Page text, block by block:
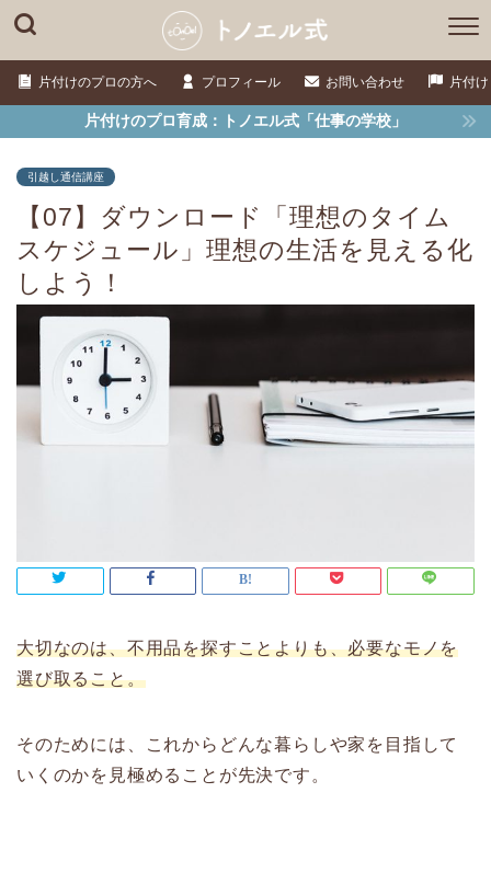
片付けのプロの方へ プロフィール お問い合わせ 片付
片付けのプロ育成：トノエル式「仕事の学校」
引越し通信講座
【07】ダウンロード「理想のタイム
スケジュール」理想の生活を見える化
しよう！
大切なのは、不用品を探すことよりも、必要なモノを
選び取ること。
そのためには、これからどんな暮らしや家を目指して
いくのかを見極めることが先決です。